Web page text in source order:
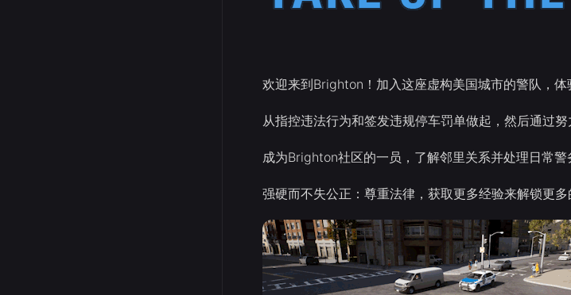
欢迎来到Brighton！加入这座虚构美国城市的警队，体
从指控违法行为和签发违规停车罚单做起，然后通过努
成为Brighton社区的一员，了解邻里关系并处理日常警
强硬而不失公正：尊重法律，获取更多经验来解锁更多